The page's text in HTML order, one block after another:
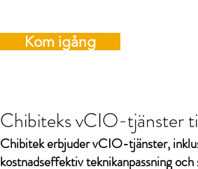
Kom igång
Chibiteks vCIO-tjänster
Chibitek erbjuder vCIO-tjänster,
kostnadseffektiv teknikanpassning